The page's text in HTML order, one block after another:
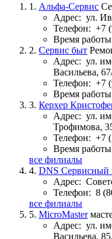
1. Альфа-Сервис
Адрес: ул.
Телефон: +7
Время
2. Сервис быт
Адрес: ул.
Васильева,
Телефон: +7
Время
3. Керхер
Адрес: ул.
Трофимова,
Телефон: +7
Время
все филиалы
4. DNS Сервисный
Адрес:
Телефон: 8
все филиалы
5. MicroMaster
Адрес: ул.
Васильева,